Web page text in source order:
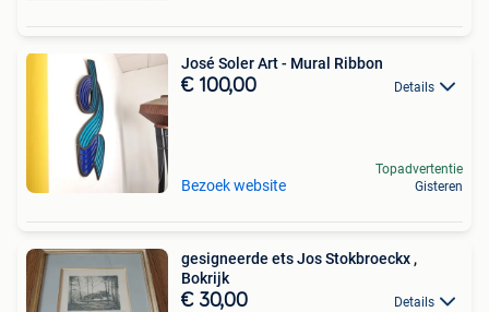
José Soler Art - Mural Ribbon
€ 100,00 Details
Bezoek website
Topadvertentie
Gisteren
gesigneerde ets Jos Stokbroeckx ,
Bokrijk
€ 30,00 Details